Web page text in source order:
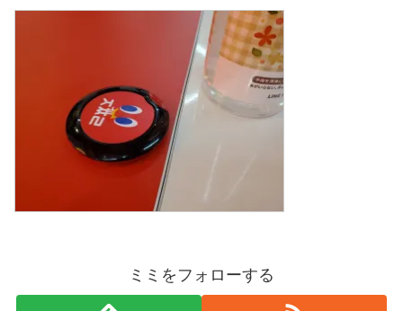
ミミをフォローする